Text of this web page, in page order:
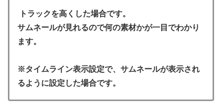
トラックを高くした場合です。
サムネールが見れるので何の素材かが一目でわかり
ます。
※タイムライン表示設定で、サムネールが表示され
るように設定した場合です。